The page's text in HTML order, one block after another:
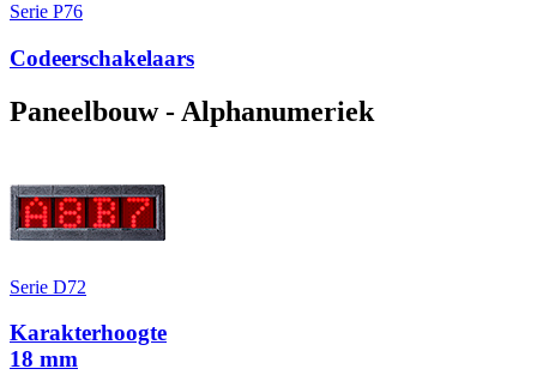
Serie P76
Codeerschakelaars
Paneelbouw - Alphanumeriek
Serie D72
Karakterhoogte
18 mm